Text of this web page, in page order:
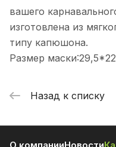
вашего
изготовлена из
типу капюшона.
Размер
Назад к списку
О компанииНовости